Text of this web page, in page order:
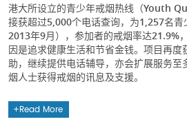
港大所设立的青少年戒烟热线（Youth
接获超过5,000个电话查询，为1,257名
2013年9月），参加者的戒烟率达21.9%
因是追求健康生活和节省金钱。项目再度
助，继续提供电话辅导，亦会扩展服务至
烟人士获得戒烟的讯息及支援。
Read More